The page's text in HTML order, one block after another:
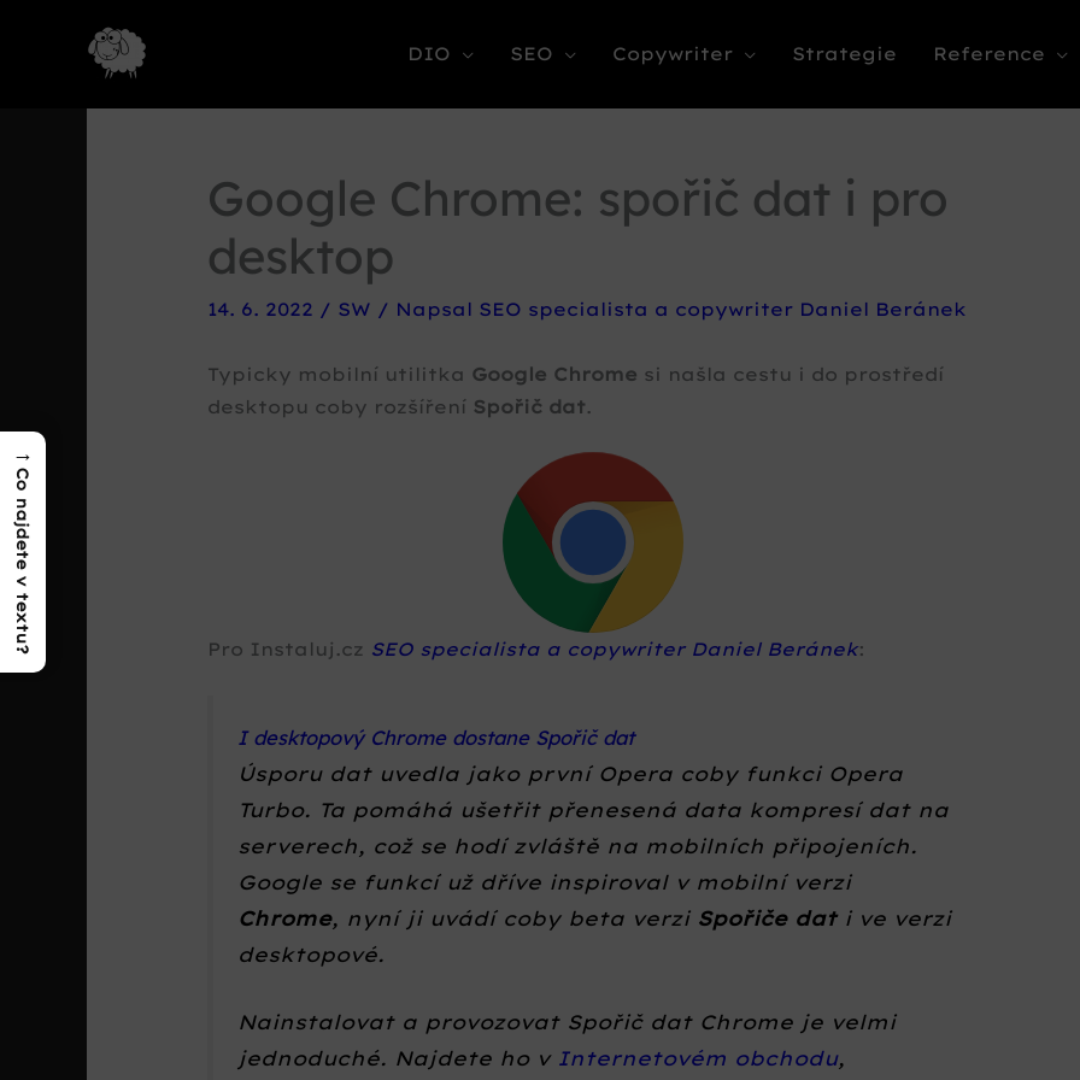
DIO SEO Copywriter Strategie Reference
Google Chrome: spořič dat i pro
desktop
14. 6. 2022 / SW / Napsal SEO specialista a copywriter Daniel Beránek
Typicky mobilní utilitka Google Chrome si našla cestu i do prostředí
desktopu coby rozšíření Spořič dat.
Pro Instaluj.cz SEO specialista a copywriter Daniel Beránek:
I desktopový Chrome dostane Spořič dat
Úsporu dat uvedla jako první Opera coby funkci Opera
Turbo. Ta pomáhá ušetřit přenesená data kompresí dat na
serverech, což se hodí zvláště na mobilních připojeních.
Google se funkcí už dříve inspiroval v mobilní verzi
Chrome, nyní ji uvádí coby beta verzi Spořiče dati ve verzi
desktopové.
Nainstalovat a provozovat Spořič dat Chrome je velmi
jednoduché. Najdete ho v Internetovém obchodu,
→
Co najdete v textu?